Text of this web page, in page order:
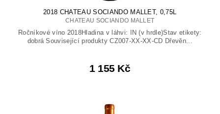
2018 CHATEAU SOCIANDO MALLET, 0,75L
CHATEAU SOCIANDO MALLET
Ročníkové víno 2018Hladina v láhvi: IN (v hrdle)Stav etikety:
dobrá Související produkty CZ007-XX-XX-CD Dřevěn...
1 155 Kč